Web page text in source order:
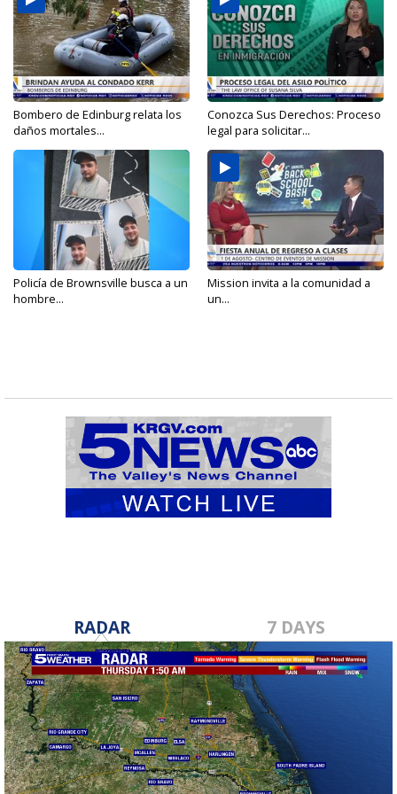
Bombero de Edinburg relata los
daños mortales...
Conozca Sus Derechos: Proceso
legal para solicitar...
Policía de Brownsville busca a un
hombre...
Mission invita a la comunidad a
un...
RADAR 7 DAYS